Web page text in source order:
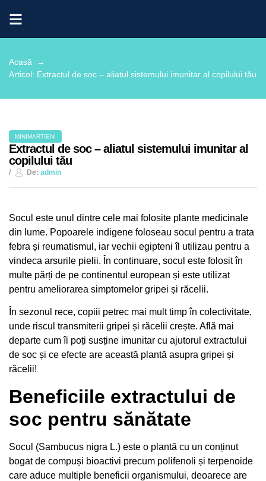
Acasă →
Articol: Extractul de soc – aliatul sistemului imunitar al copilului tău
MINIMARTIENI
Extractul de soc – aliatul sistemului imunitar al
copilului tău
De: admin
Socul este unul dintre cele mai folosite plante medicinale
din lume. Popoarele indigene foloseau socul pentru a trata
febra și reumatismul, iar vechii egipteni îl utilizau pentru a
vindeca arsurile pielii. În continuare, socul este folosit în
multe părți de pe continentul european și este utilizat
pentru ameliorarea simptomelor gripei și răcelii.
În sezonul rece, copiii petrec mai mult timp în colectivitate,
unde riscul transmiterii gripei și răcelii crește. Află mai
departe cum îi poți susține imunitar cu ajutorul extractului
de soc și ce efecte are această plantă asupra gripei și
răcelii!
Beneficiile extractului de
soc pentru sănătate
Socul (Sambucus nigra L.) este o plantă cu un conținut
bogat de compuși bioactivi precum polifenoli și terpenoide
care aduce multiple beneficii organismului, deoarece are